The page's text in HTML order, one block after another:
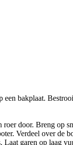
bakplaat.
door. Breng op
Verdeel over de
Laat garen op laag